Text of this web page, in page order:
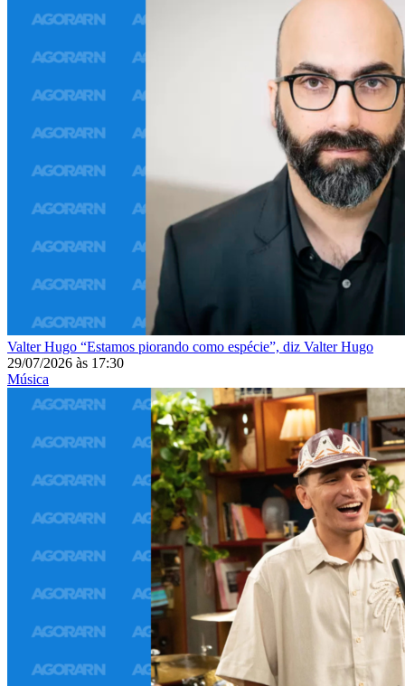
Valter Hugo “Estamos piorando como espécie”, diz Valter Hugo
29/07/2026 às 17:30
Música